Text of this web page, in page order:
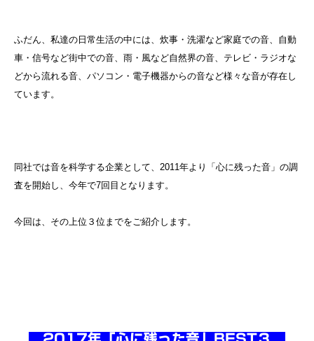
ふだん、私達の日常生活の中には、炊事・洗濯など家庭での音、自動
車・信号など街中での音、雨・風など自然界の音、テレビ・ラジオな
どから流れる音、パソコン・電子機器からの音など様々な音が存在し
ています。
同社では音を科学する企業として、2011年より「心に残った音」の調
査を開始し、今年で7回目となります。
今回は、その上位３位までをご紹介します。